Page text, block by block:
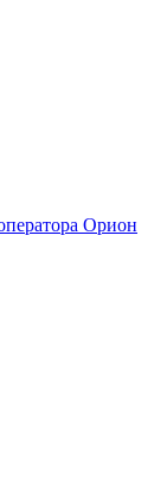
Орион